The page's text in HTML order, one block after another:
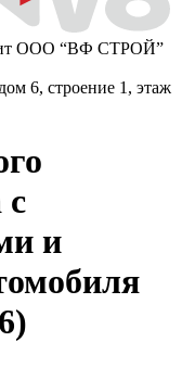
ООО “ВФ СТРОЙ”
6, строение 1, этаж
с
и